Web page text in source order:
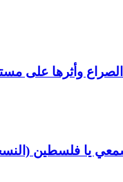
الصراع وأثرها على
يا فلسطين